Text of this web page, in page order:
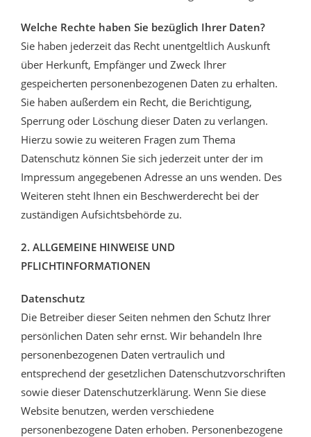
Welche Rechte haben Sie bezüglich Ihrer Daten?
Sie haben jederzeit das Recht unentgeltlich Auskunft
über Herkunft, Empfänger und Zweck Ihrer
gespeicherten personenbezogenen Daten zu erhalten.
Sie haben außerdem ein Recht, die Berichtigung,
Sperrung oder Löschung dieser Daten zu verlangen.
Hierzu sowie zu weiteren Fragen zum Thema
Datenschutz können Sie sich jederzeit unter der im
Impressum angegebenen Adresse an uns wenden. Des
Weiteren steht Ihnen ein Beschwerderecht bei der
zuständigen Aufsichtsbehörde zu.
2. ALLGEMEINE HINWEISE UND
PFLICHTINFORMATIONEN
Datenschutz
Die Betreiber dieser Seiten nehmen den Schutz Ihrer
persönlichen Daten sehr ernst. Wir behandeln Ihre
personenbezogenen Daten vertraulich und
entsprechend der gesetzlichen Datenschutzvorschriften
sowie dieser Datenschutzerklärung. Wenn Sie diese
Website benutzen, werden verschiedene
personenbezogene Daten erhoben. Personenbezogene